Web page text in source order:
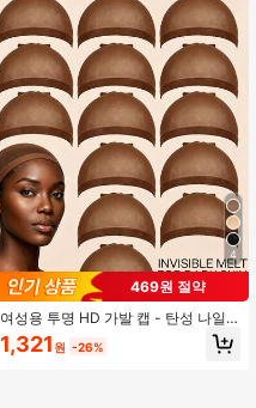
4
469원 절약
여성용 투명 HD 가발 캡 - 탄성 나일
론 가발 캡/보이지 않는 초박형 탄성
스타킹 캡 - 풀 가발에 적합 (2/5/10/2
1,321 원 -26%